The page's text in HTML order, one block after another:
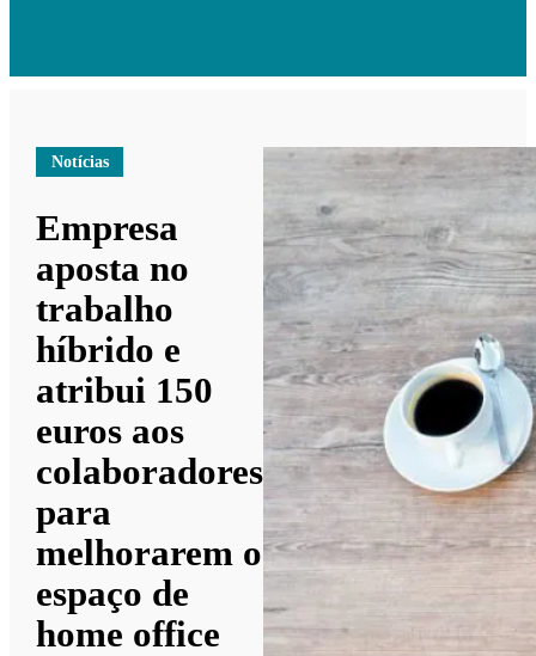
Notícias
Empresa
aposta no
trabalho
híbrido e
atribui 150
euros aos
colaboradores
para
melhorarem o
espaço de
home office